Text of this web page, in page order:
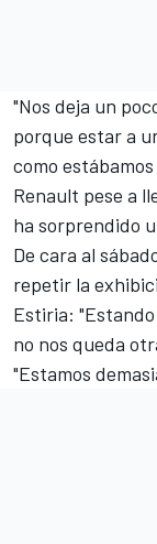
"Nos deja un
porque estar a
como
Renault pese a
ha sorprendido
De cara al
repetir la
Estiria:
no nos queda
"Estamos